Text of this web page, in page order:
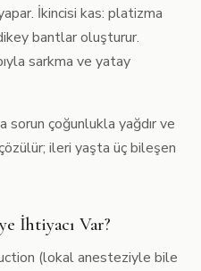
İkincisi kas: platizma
dikey bantlar oluşturur.
sarkma ve yatay
çoğunlukla yağdır ve
ileri yaşta üç bileşen
İhtiyacı Var?
(lokal anesteziyle bile